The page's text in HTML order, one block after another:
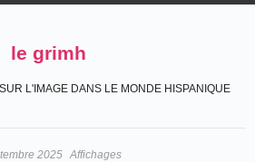
le grimh
L'IMAGE DANS LE MONDE HISPANIQUE
2025 Affichages